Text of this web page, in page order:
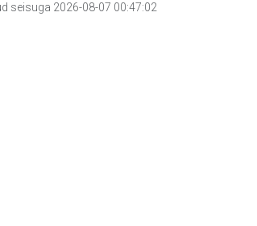
seisuga 2026-08-07 00:47:02